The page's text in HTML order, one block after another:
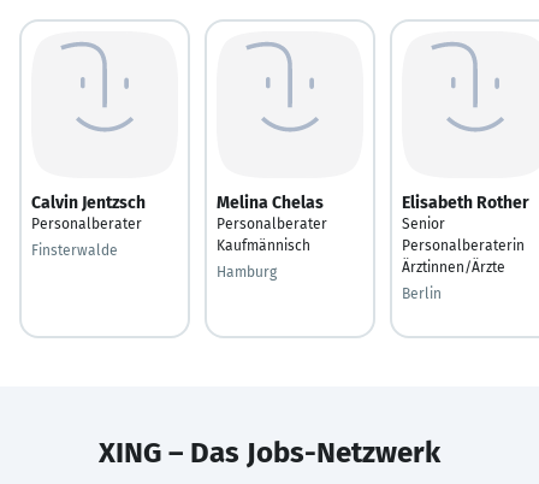
Calvin Jentzsch
Personalberater
Finsterwalde
Melina Chelas
Personalberater
Kaufmännisch
Hamburg
Elisabeth Rother
Senior
Personalberaterin
Ärztinnen/Ärzte
Berlin
XING – Das Jobs-Netzwerk